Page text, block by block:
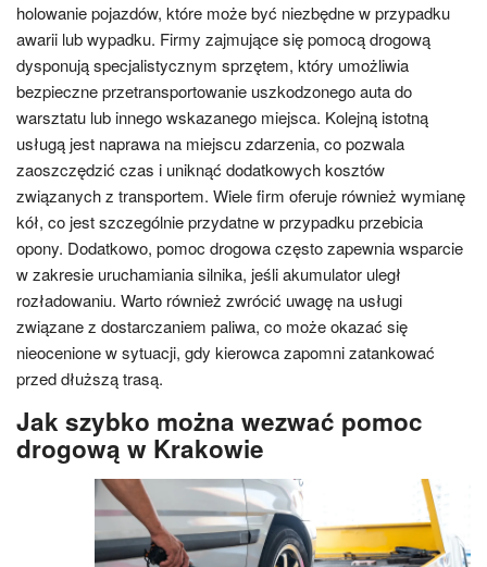
holowanie pojazdów, które może być niezbędne w przypadku
awarii lub wypadku. Firmy zajmujące się pomocą drogową
dysponują specjalistycznym sprzętem, który umożliwia
bezpieczne przetransportowanie uszkodzonego auta do
warsztatu lub innego wskazanego miejsca. Kolejną istotną
usługą jest naprawa na miejscu zdarzenia, co pozwala
zaoszczędzić czas i uniknąć dodatkowych kosztów
związanych z transportem. Wiele firm oferuje również wymianę
kół, co jest szczególnie przydatne w przypadku przebicia
opony. Dodatkowo, pomoc drogowa często zapewnia wsparcie
w zakresie uruchamiania silnika, jeśli akumulator uległ
rozładowaniu. Warto również zwrócić uwagę na usługi
związane z dostarczaniem paliwa, co może okazać się
nieocenione w sytuacji, gdy kierowca zapomni zatankować
przed dłuższą trasą.
Jak szybko można wezwać pomoc
drogową w Krakowie